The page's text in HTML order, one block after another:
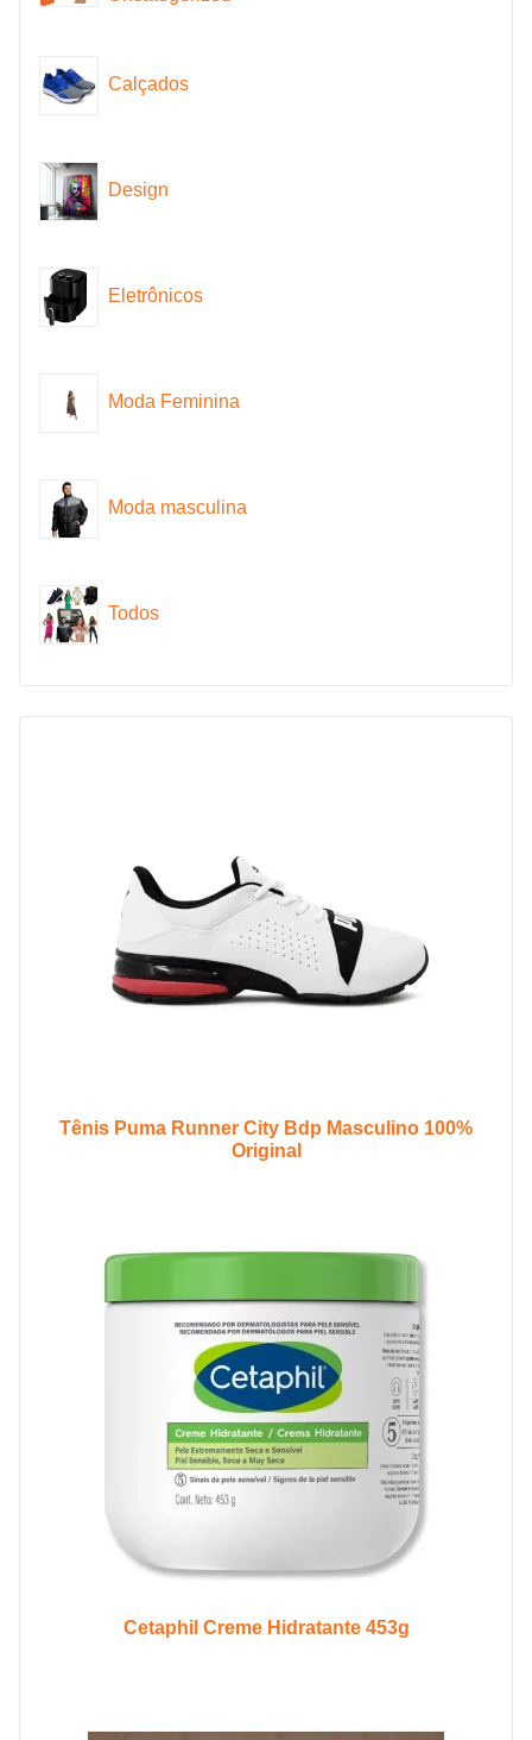
Calçados
Design
Eletrônicos
Moda Feminina
Moda masculina
Todos
Tênis Puma Runner City Bdp Masculino 100%
Original
Cetaphil Creme Hidratante 453g